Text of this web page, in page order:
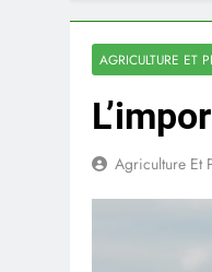
AGRICULTURE ET
Agriculture Et